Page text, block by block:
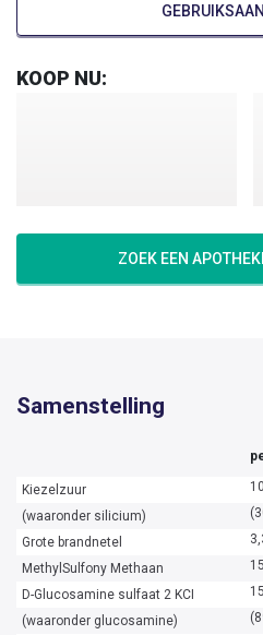
Schudden vóór gebruik. Neem 45 ml
aanbevolen dagelijkse hoeveelheid
droge en donkere plaats.
KOOP NU:
ZOEK EEN
Samenstelling
Kiezelzuur
(waaronder silicium)
Grote brandnetel
MethylSulfony Methaan
D-Glucosamine sulfaat 2 KCI
(waaronder glucosamine)